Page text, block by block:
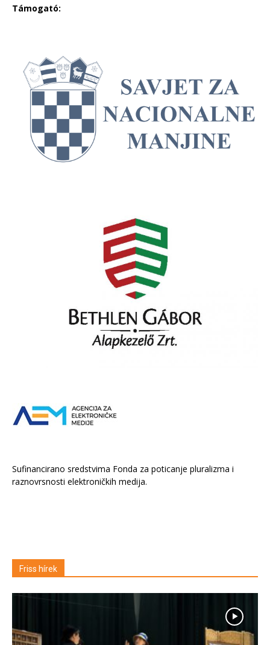
Támogató:
Sufinancirano sredstvima Fonda za poticanje pluralizma i
raznovrsnosti elektroničkih medija.
Friss hírek